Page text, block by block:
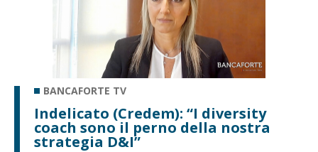
BANCAFORTE TV
Indelicato (Credem): “I diversity
coach sono il perno della nostra
strategia D&I”